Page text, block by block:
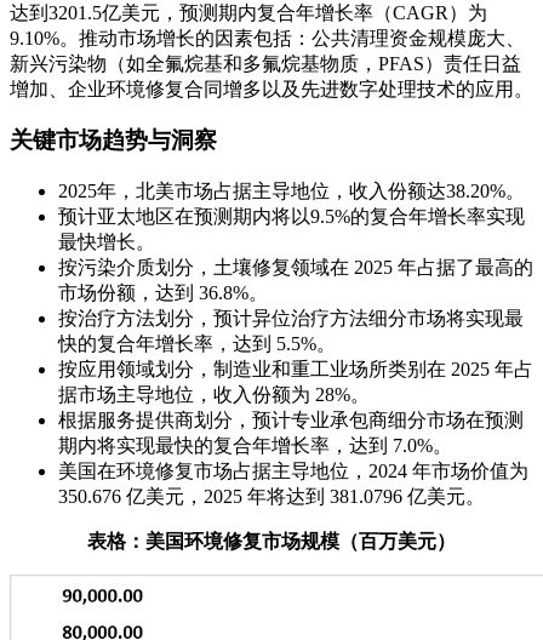
达到3201.5亿美元，预测期内复合年增长率（CAGR）为
9.10%。推动市场增长的因素包括：公共清理资金规模庞大、
新兴污染物（如全氟烷基和多氟烷基物质，PFAS）责任日益
增加、企业环境修复合同增多以及先进数字处理技术的应用。
关键市场趋势与洞察
2025年，北美市场占据主导地位，收入份额达38.20%。
预计亚太地区在预测期内将以9.5%的复合年增长率实现
最快增长。
按污染介质划分，土壤修复领域在 2025 年占据了最高的
市场份额，达到 36.8%。
按治疗方法划分，预计异位治疗方法细分市场将实现最
快的复合年增长率，达到 5.5%。
按应用领域划分，制造业和重工业场所类别在 2025 年占
据市场主导地位，收入份额为 28%。
根据服务提供商划分，预计专业承包商细分市场在预测
期内将实现最快的复合年增长率，达到 7.0%。
美国在环境修复市场占据主导地位，2024 年市场价值为
350.676 亿美元，2025 年将达到 381.0796 亿美元。
表格：美国环境修复市场规模（百万美元）